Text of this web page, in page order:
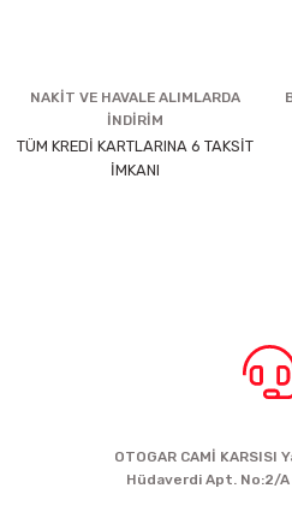
NAKİT VE HAVALE ALIMLARDA
İNDİRİM
TÜM KREDİ KARTLARINA 6 TAKSİT
İMKANI
OTOGAR CAMİ KARSISI
Hüdaverdi Apt. No:2/A